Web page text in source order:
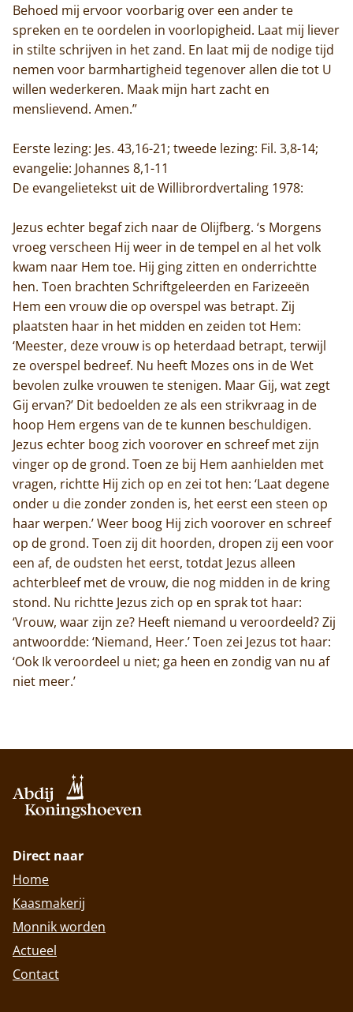
Behoed mij ervoor voorbarig over een ander te
spreken en te oordelen in voorlopigheid. Laat mij liever
in stilte schrijven in het zand. En laat mij de nodige tijd
nemen voor barmhartigheid tegenover allen die tot U
willen wederkeren. Maak mijn hart zacht en
menslievend. Amen.”
Eerste lezing: Jes. 43,16-21; tweede lezing: Fil. 3,8-14;
evangelie: Johannes 8,1-11
De evangelietekst uit de Willibrordvertaling 1978:
Jezus echter begaf zich naar de Olijfberg. ‘s Morgens
vroeg verscheen Hij weer in de tempel en al het volk
kwam naar Hem toe. Hij ging zitten en onderrichtte
hen. Toen brachten Schriftgeleerden en Farizeeën
Hem een vrouw die op overspel was betrapt. Zij
plaatsten haar in het midden en zeiden tot Hem:
‘Meester, deze vrouw is op heterdaad betrapt, terwijl
ze overspel bedreef. Nu heeft Mozes ons in de Wet
bevolen zulke vrouwen te stenigen. Maar Gij, wat zegt
Gij ervan?’ Dit bedoelden ze als een strikvraag in de
hoop Hem ergens van de te kunnen beschuldigen.
Jezus echter boog zich voorover en schreef met zijn
vinger op de grond. Toen ze bij Hem aanhielden met
vragen, richtte Hij zich op en zei tot hen: ‘Laat degene
onder u die zonder zonden is, het eerst een steen op
haar werpen.’ Weer boog Hij zich voorover en schreef
op de grond. Toen zij dit hoorden, dropen zij een voor
een af, de oudsten het eerst, totdat Jezus alleen
achterbleef met de vrouw, die nog midden in de kring
stond. Nu richtte Jezus zich op en sprak tot haar:
‘Vrouw, waar zijn ze? Heeft niemand u veroordeeld? Zij
antwoordde: ‘Niemand, Heer.’ Toen zei Jezus tot haar:
‘Ook Ik veroordeel u niet; ga heen en zondig van nu af
niet meer.’
Direct naar
Home
Kaasmakerij
Monnik worden
Actueel
Contact